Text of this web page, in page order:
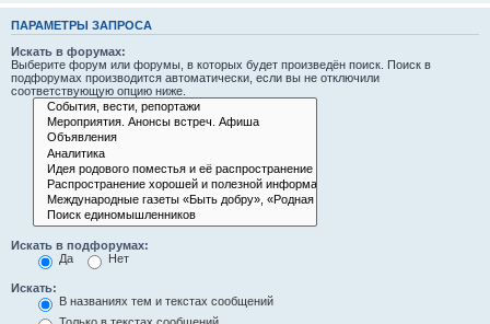
ПАРАМЕТРЫ ЗАПРОСА
Искать в форумах:
Выберите форум или форумы, в которых будет произведён поиск. Поиск в
подфорумах производится автоматически, если вы не отключили
соответствующую опцию ниже.
Искать в подфорумах:
Да
Нет
Искать:
В названиях тем и текстах сообщений